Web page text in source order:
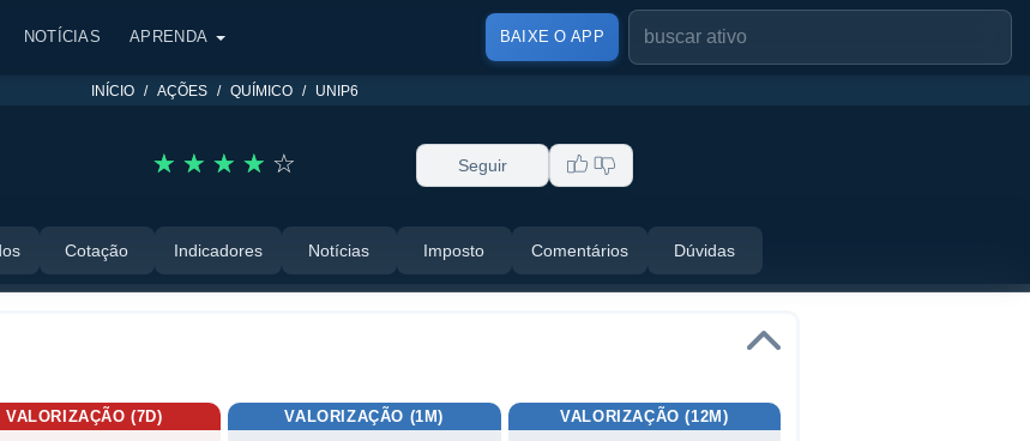
NOTÍCIAS APRENDA BAIXE O APP
INÍCIO AÇÕES QUÍMICO UNIP6
☆ ☆ ☆ ☆ ☆ Seguir
Cotação Indicadores Notícias Imposto Comentários Dúvidas
VALORIZAÇÃO (7D) VALORIZAÇÃO (1M) VALORIZAÇÃO (12M)